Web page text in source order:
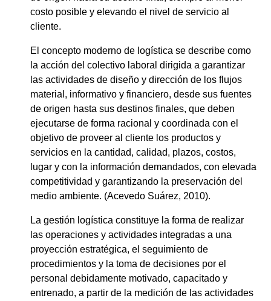
costo posible y elevando el nivel de servicio al
cliente.
El concepto moderno de logística se describe como
la acción del colectivo laboral dirigida a garantizar
las actividades de diseño y dirección de los flujos
material, informativo y financiero, desde sus fuentes
de origen hasta sus destinos finales, que deben
ejecutarse de forma racional y coordinada con el
objetivo de proveer al cliente los productos y
servicios en la cantidad, calidad, plazos, costos,
lugar y con la información demandados, con elevada
competitividad y garantizando la preservación del
medio ambiente. (Acevedo Suárez, 2010).
La gestión logística constituye la forma de realizar
las operaciones y actividades integradas a una
proyección estratégica, el seguimiento de
procedimientos y la toma de decisiones por el
personal debidamente motivado, capacitado y
entrenado, a partir de la medición de las actividades